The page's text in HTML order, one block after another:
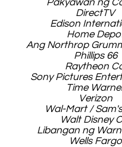
Pakyawan ng
DirectTV
Edison
Home
Ang Northrop
Phillips 66
Raytheon
Sony Pictures
Time
Verizon
Wal-Mart /
Walt Disney
Libangan ng
Wells Fargo